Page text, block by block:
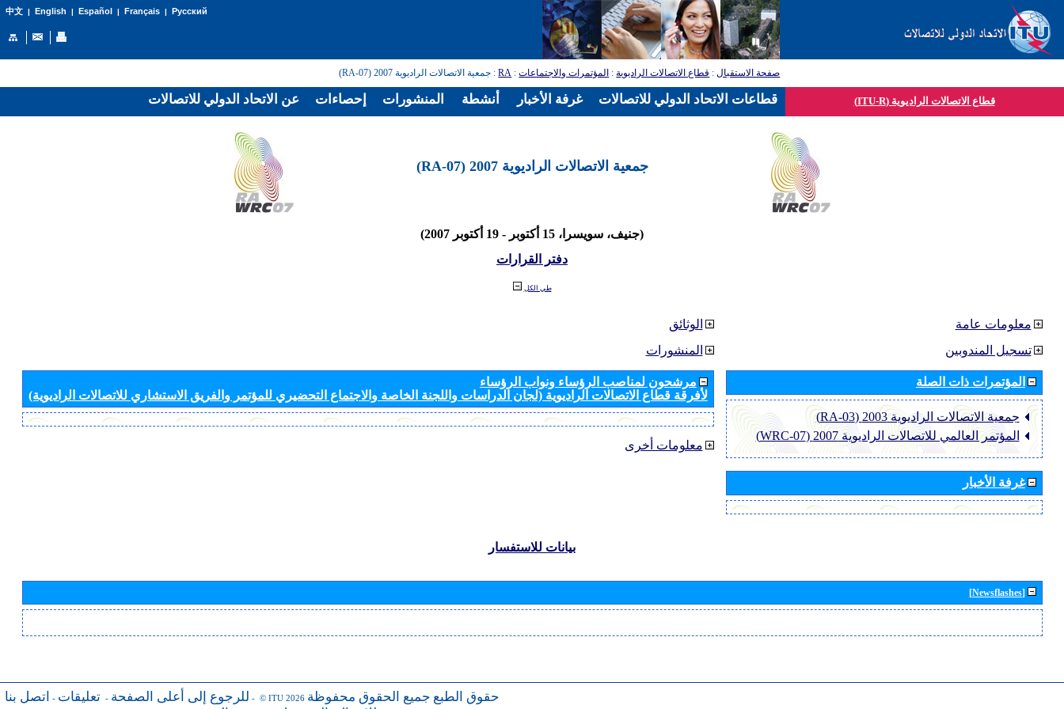
中文| English | Español | Français| Русский
صفحة الاستقبال: قطاع الاتصالات الراديوية: المؤتمرات والاجتماعات:
RA: جمعية الاتصالات الراديوية 2007 (RA-07)
قطاع الاتصالات الراديوية (ITU-R)
جمعية الاتصالات الراديوية 2007 (RA-07)
(جنيف، سويسرا، 15 أكتوبر - 19 أكتوبر 2007)
دفتر القرارات
طي الكل
الوثائق
المنشورات
مرشحون لمناصب الرؤساء ونواب الرؤساء
لأفرقة قطاع الاتصالات الراديوية (لجان الدراسات واللجنة الخاصة والاجتماع التحضيري للمؤتمر والفريق الاستشاري للاتصالات الراديوية)
معلومات أخرى
معلومات عامة
تسجيل المندوبين
المؤتمرات ذات الصلة
جمعية الاتصالات الراديوية 2003 (RA-03)
المؤتمر العالمي للاتصالات الراديوية 2007 (WRC-07)
غرفة الأخبار
بيانات للاستفسار
[Newsflashes]
للرجوع إلى أعلى الصفحة - تعليقات - اتصل بنا - © ITU 2026 حقوق الطبع جميع الحقوق محفوظة
عن الاتحاد الدولي للاتصالات إحصاءات المنشورات أنشطة غرفة الأخبار قطاعات الاتحاد الدولي للاتصالات